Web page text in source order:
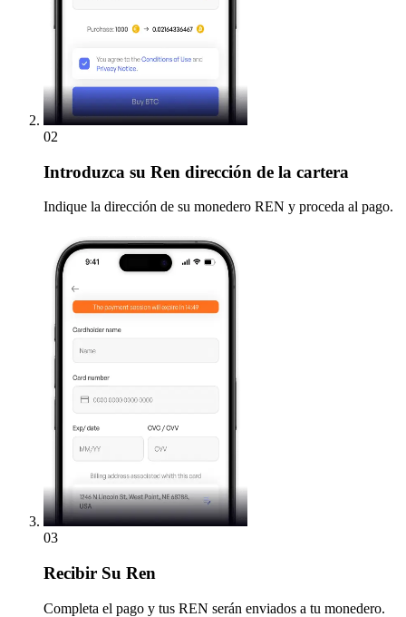
02
Introduzca su Ren dirección de la cartera
Indique la dirección de su monedero REN y proceda al pago.
03
Recibir Su Ren
Completa el pago y tus REN serán enviados a tu monedero.